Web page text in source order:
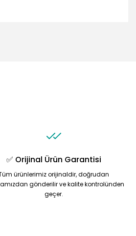
✅ Orijinal Ürün Garantisi
ürünlerimiz orijinaldir, doğrudan
gönderilir ve kalite kontrolünden
geçer.